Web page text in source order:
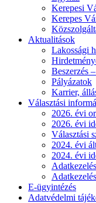
Kerepesi
Kerepes
Aktualitások
Lakossági
Beszerzés
Pályázatok
Karrier,
Választási
2026. évi
2026. évi
Választási
2024. évi
2024. évi
E-ügyintézés
Adatvédelmi